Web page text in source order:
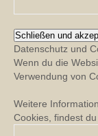
Datenschutz und
Wenn du die
Verwendung von
Weitere
Cookies, findest